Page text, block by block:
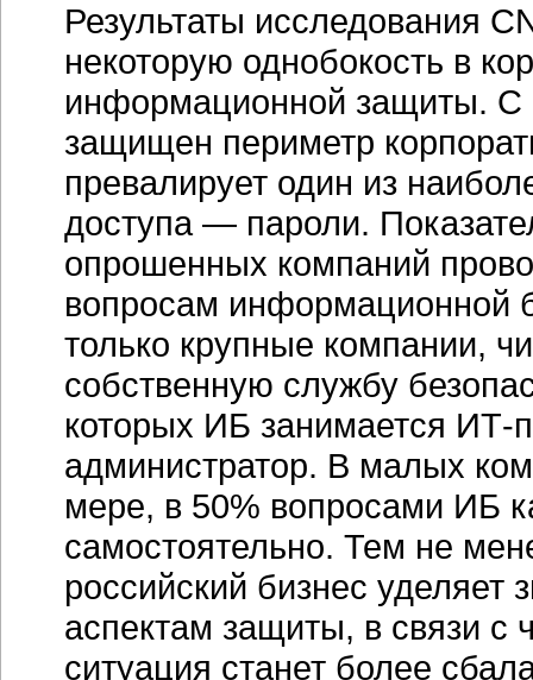
Результаты исследования
некоторую однобокость в
информационной защиты. С
защищен периметр
превалирует один из
доступа — пароли.
опрошенных компаний
вопросам информационной
только крупные компании,
собственную службу
которых ИБ занимается ИТ-
администратор. В малых
мере, в 50% вопросами ИБ
самостоятельно. Тем не
российский бизнес
аспектам защиты, в связи
ситуация станет более